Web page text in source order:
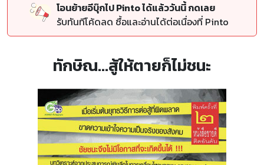
โอนย้ายอีบุ๊กไป Pinto ได้แล้ววันนี้ กดเลย
รับทันทีโค้ดลด ซื้อและอ่านได้ต่อเนื่องที่ Pinto
ทักษิณ...สู้ให้ตายก็ไม่ชนะ